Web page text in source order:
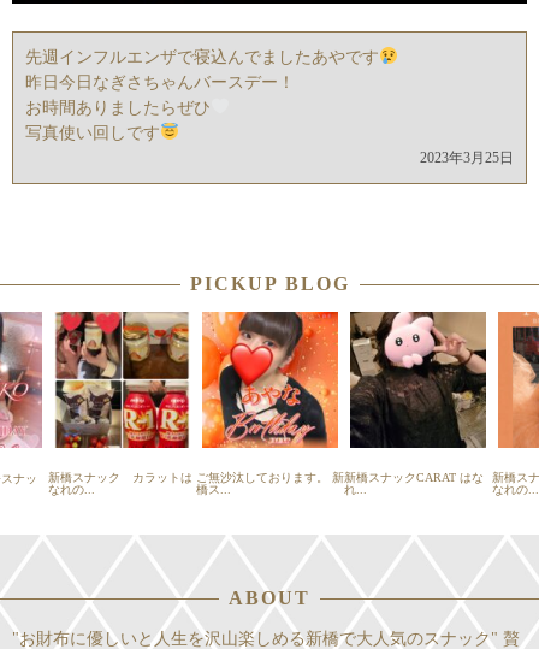
先週インフルエンザで寝込んでましたあやです
昨日今日なぎさちゃんバースデー！
お時間ありましたらぜひ
写真使い回しです
2023年3月25日
PICKUP BLOG
ナッ
新橋スナック カラットは
なれの...
ご無沙汰しております。 新
橋ス...
新橋スナックCARAT はな
れ...
新橋ス
なれの...
ABOUT
"お財布に優しいと人生を沢山楽しめる新橋で大人気のスナック" 贅